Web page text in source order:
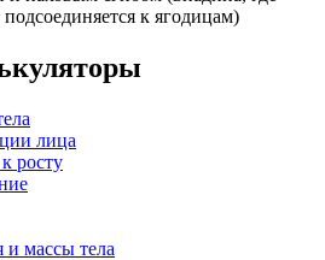
к ягодицам)
лица
росту
массы тела